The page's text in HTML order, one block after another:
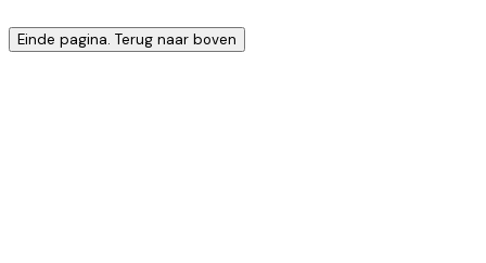
Einde pagina. Terug naar boven